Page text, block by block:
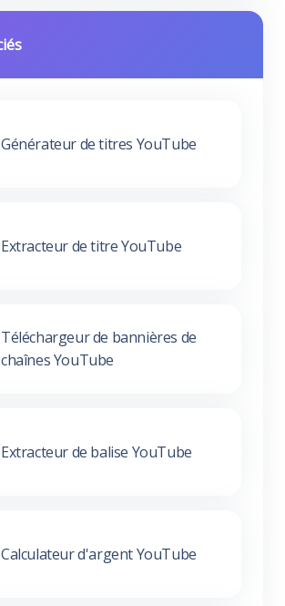
Générateur de titres YouTube
Extracteur de titre YouTube
Téléchargeur de bannières de
chaînes YouTube
Extracteur de balise YouTube
Calculateur d'argent YouTube